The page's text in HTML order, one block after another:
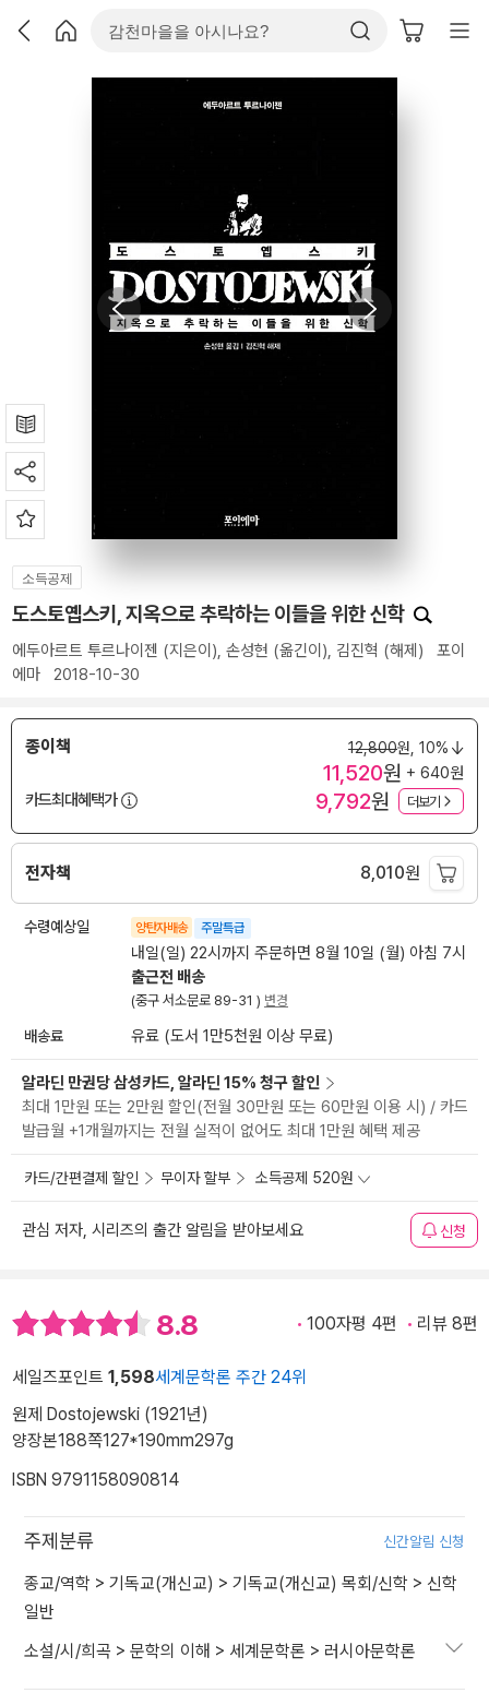
소득공제
도스토옙스키, 지옥으로 추락하는 이들을 위한 신학
에두아르트 투르나이젠 (지은이), 손성현 (옮긴이), 김진혁 (해제) 포이
에마 2018-10-30
종이책 12,800원, 10%
11,520원 + 640원
카드최대혜택가
9,792원 더보기
전자책 8,010원
수령예상일 양탄자배송 주말특급
내일(일) 22시까지 주문하면 8월 10일 (월) 아침 7시
출근전 배송
(중구 서소문로 89-31 ) 변경
배송료 유료 (도서 1만5천원 이상 무료)
알라딘 만권당 삼성카드, 알라딘 15% 청구 할인
최대 1만원 또는 2만원 할인(전월 30만원 또는 60만원 이용 시) / 카드
발급월 +1개월까지는 전월 실적이 없어도 최대 1만원 혜택 제공
카드/간편결제 할인 무이자 할부 소득공제 520원
관심 저자, 시리즈의 출간 알림을 받아보세요 신청
8.8 100자평 4편 리뷰 8편
세일즈포인트 1,598세계문학론 주간 24위
원제 Dostojewski (1921년)
양장본188쪽127*190mm297g
ISBN 9791158090814
주제분류 신간알림 신청
종교/역학 > 기독교(개신교) > 기독교(개신교) 목회/신학 > 신학
일반
소설/시/희곡 > 문학의 이해 > 세계문학론 > 러시아문학론